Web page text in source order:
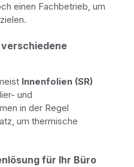
einen Fachbetrieb, um
Innenfolien (SR)
und
in der Regel
um thermische
für Ihr Büro